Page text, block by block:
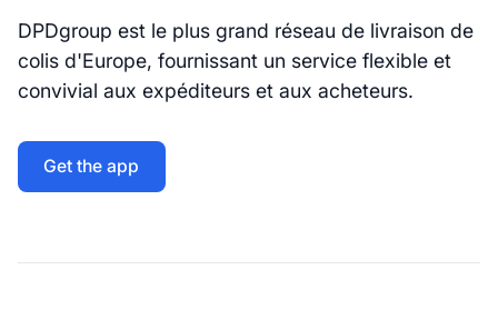
DPDgroup est le plus grand réseau de livraison de
colis d'Europe, fournissant un service flexible et
convivial aux expéditeurs et aux acheteurs.
Get the app